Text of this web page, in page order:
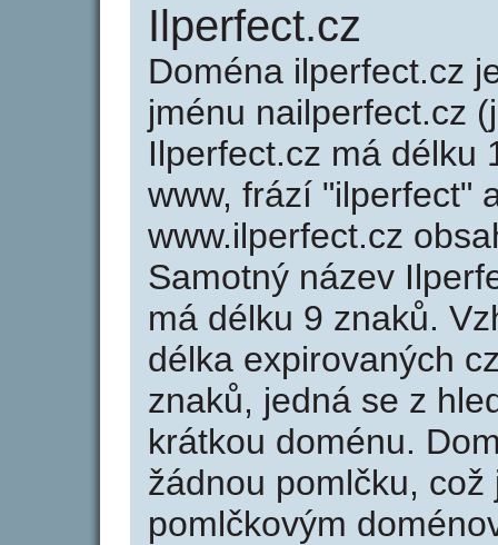
Ilperfect.cz
Doména ilperfect.cz
jménu nailperfect.cz
Ilperfect.cz má délku
www, frází "ilperfect"
www.ilperfect.cz
Samotný název
má délku 9 znaků.
délka expirovaných
znaků, jedná se z
krátkou doménu.
žádnou pomlčku,
pomlčkovým